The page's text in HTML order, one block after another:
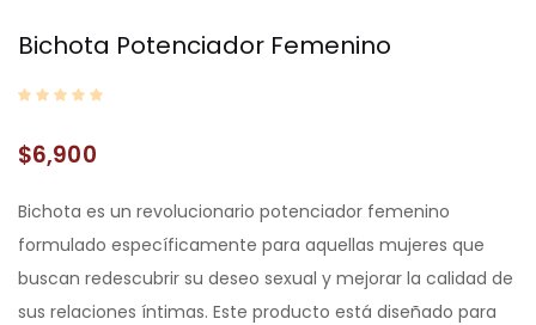
Bichota Potenciador Femenino
$6,900
Bichota es un revolucionario potenciador femenino
formulado específicamente para aquellas mujeres que
buscan redescubrir su deseo sexual y mejorar la calidad de
sus relaciones íntimas. Este producto está diseñado para